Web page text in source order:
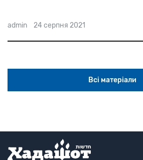
admin 24 серпня 2021
Всі матеріали